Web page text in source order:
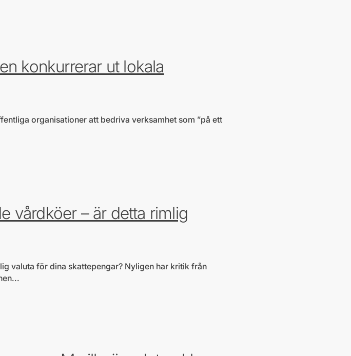
konkurrerar ut lokala
organisationer att bedriva verksamhet som ”på ett
vårdköer – är detta rimlig
valuta för dina skattepengar? Nyligen har kritik från